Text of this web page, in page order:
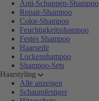
Anti-Schuppen-Shampoo
Repair-Shampoo
Color-Shampoo
Feuchtigkeitsshampoo
Festes Shampoo
Haarseife
Lockenshampoo
Shampoo-Sets
Haarstyling
Alle anzeigen
Schaumfestiger